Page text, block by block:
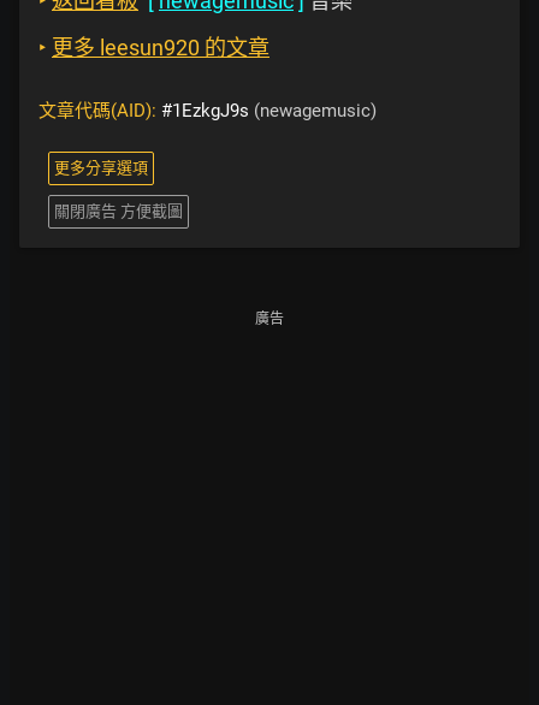
‣ 更多 leesun920 的文章
文章代碼(AID): #1EzkgJ9s (newagemusic)
更多分享選項
關閉廣告 方便截圖
廣告